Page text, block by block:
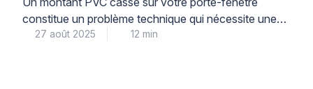
constitue un problème technique qui nécessite une
intervention appropriée pour maintenir l’intégrité de
27 août 2025 12 min